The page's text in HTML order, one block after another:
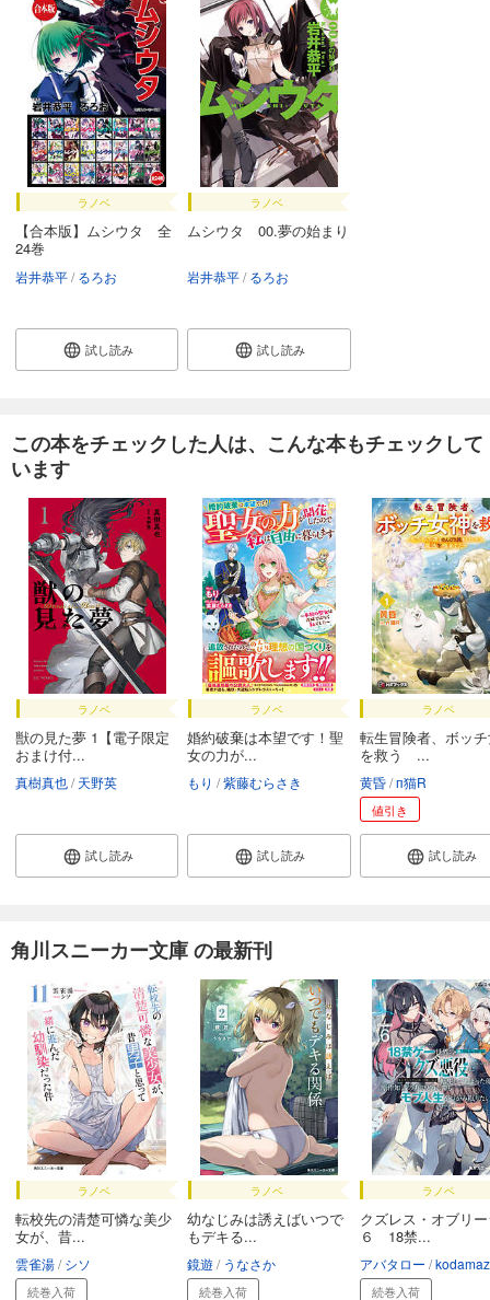
ラノベ
【合本版】ムシウタ 全
24巻
岩井恭平 るろお
試し読み
ラノベ
ムシウタ 00.夢の始まり
岩井恭平 るろお
試し読み
この本をチェックした人は、こんな本もチェックして
います
ラノベ
獣の見た夢 1【電子限定
おまけ付...
真樹真也 天野英
試し読み
ラノベ
婚約破棄は本望です！聖
女の力が...
もり 紫藤むらさき
試し読み
ラノベ
転生冒険者、ボッ
を救う ...
黄昏 п猫R
値引き
試し読み
角川スニーカー文庫 の最新刊
ラノベ
転校先の清楚可憐な美少
女が、昔...
雲雀湯 シソ
続巻入荷
ラノベ
幼なじみは誘えばいつで
もデキる...
鏡遊 うなさか
続巻入荷
ラノベ
クズレス・オブリ
６ 18禁...
アバタロー
続巻入荷